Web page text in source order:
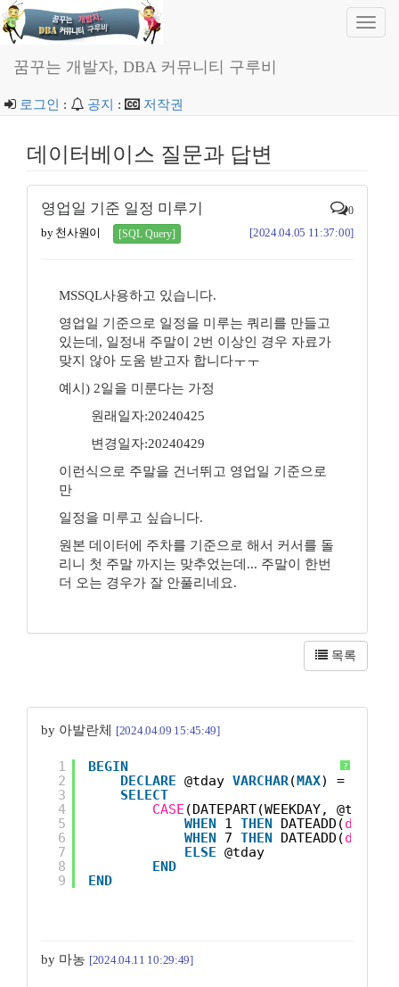
꿈꾸는 개발자, DBA 커뮤니티 구루비
로그인 : 공지 : 저작권
데이터베이스 질문과 답변
영업일 기준 일정 미루기 0
by 천사원이 [SQL Query] [2024.04.05 11:37:00]
MSSQL사용하고 있습니다.
영업일 기준으로 일정을 미루는 쿼리를 만들고
있는데, 일정내 주말이 2번 이상인 경우 자료가
맞지 않아 도움 받고자 합니다ㅜㅜ
예시) 2일을 미룬다는 가정
원래일자:20240425
변경일자:20240429
이런식으로 주말을 건너뛰고 영업일 기준으로
만
일정을 미루고 싶습니다.
원본 데이터에 주차를 기준으로 해서 커서를 돌
리니 첫 주말 까지는 맞추었는데... 주말이 한번
더 오는 경우가 잘 안풀리네요.
목록
by 아발란체 [2024.04.09 15:45:49]
?
1
2
3
4
5
6
7
8
9
BEGIN
DECLARE @tday VARCHAR(MAX) =
SELECT
CASE (DATEPART(WEEKDAY, @tday))
WHEN 1 THEN DATEADD(day
WHEN 7 THEN DATEADD(day
ELSE @tday
END
END
by 마농 [2024.04.11 10:29:49]